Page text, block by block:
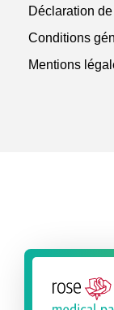
Déclaration
Conditions
Mentions